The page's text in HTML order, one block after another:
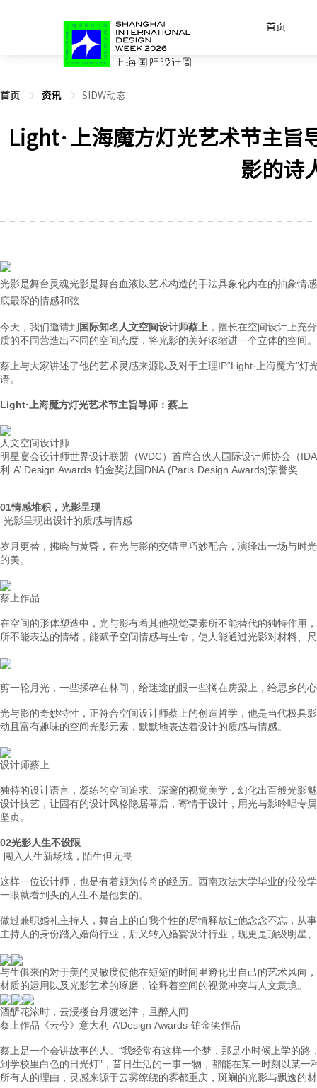
首页
首页 资讯 SIDW动态
Light·上海魔方灯光艺术节主旨
影的诗
光影是舞台灵魂光影是舞台血液以艺术构造的手法具象化内在的抽象情感
底最深的情感和弦
今天，我们邀请到 国际知名人文空间设计师蔡上 ，擅长在空间设计上充
质的不同营造出不同的空间态度，将光影的美好浓缩进一个立体的空间。
蔡上与大家讲述了他的艺术灵感来源以及对于主理IP“Light·上海魔方”
语。
Light·上海魔方灯光艺术节主旨导师：蔡上
人文空间设计师
明星宴会设计师世界设计联盟（WDC）首席合伙人 国际设计师协会（
利 A’ Design Awards 铂金奖法国DNA (Paris Design Awards)荣誉奖
01情感堆积，光影呈现
光影呈现出设计的质感与情感
岁月更替，拂晓与黄昏，在光与影的交错里巧妙配合，演绎出一场与时
的美。
蔡上作品
在空间的形体塑造中，光与影有着其他视觉要素所不能替代的独特作用
所不能表达的情绪，能赋予空间情感与生命，使人能通过光影对材料、
剪一轮月光，一些揉碎在林间，给迷途的眼一些搁在房梁上，给思乡的心
光与影的奇妙特性，正符合空间设计师蔡上的创造哲学，他是当代极具
动且富有趣味的空间光影元素，默默地表达着设计的质感与情感。
设计师蔡上
独特的设计语言，凝练的空间追求、深邃的视觉美学，幻化出百般光影
设计技艺，让固有的设计风格隐居幕后，寄情于设计，用光与影吟唱专
坚贞。
02光影人生不设限
闯入人生新场域，陌生但无畏
这样一位设计师，也是有着颇为传奇的经历。西南政法大学毕业的佼佼
一眼就看到头的人生不是他要的。
做过兼职婚礼主持人，舞台上的自我个性的尽情释放让他念念不忘，从
主持人的身份踏入婚尚行业，后又转入婚宴设计行业，现更是顶级明星
与生俱来的对于美的灵敏度使他在短短的时间里孵化出自己的艺术风向
材质的运用以及光影艺术的琢磨，诠释着空间的视觉冲突与人文意境。
酒酽花浓时，云浸楼台月渡迷津，且醉人间
蔡上作品《云兮》 意大利 A’Design Awards 铂金奖作品
蔡上是一个会讲故事的人。“我经常有这样一个梦，那是小时候上学的
到学校里白色的日光灯”，昔日生活的一事一物，都能在某一时刻以某
所有人的理由，灵感来源于云雾缭绕的雾都重庆，斑斓的光影与飘逸的